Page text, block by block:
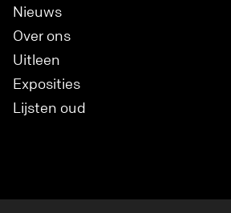
Nieuws
Over ons
Uitleen
Exposities
Lijsten oud